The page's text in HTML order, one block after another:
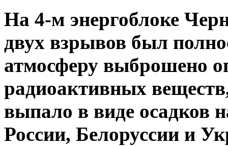
На 4-м энергоблоке
двух взрывов был
атмосферу выброшено
радиоактивных
выпало в виде осадков
России, Белоруссии и